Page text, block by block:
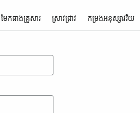
មែកធាង​គ្រួសារ ស្រាវជ្រាវ កម្រង​អនុស្សាវរីយ